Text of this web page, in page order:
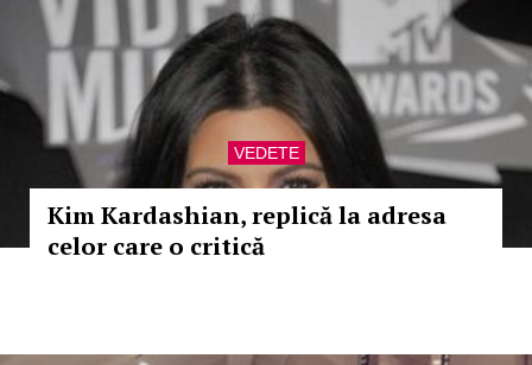
VEDETE
Kim Kardashian, replică la adresa
celor care o critică